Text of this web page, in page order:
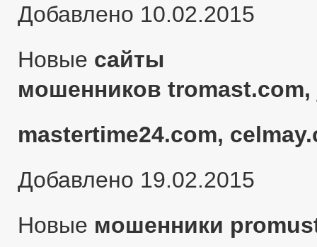
Добавлено 10.02.2015
Новые сайты
мошенников
mastertime24.com,
Добавлено 19.02.2015
Новые мошенники